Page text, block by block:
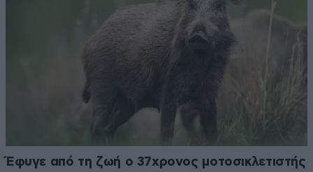
Έφυγε από τη ζωή ο 37χρονος μοτοσικλετιστής